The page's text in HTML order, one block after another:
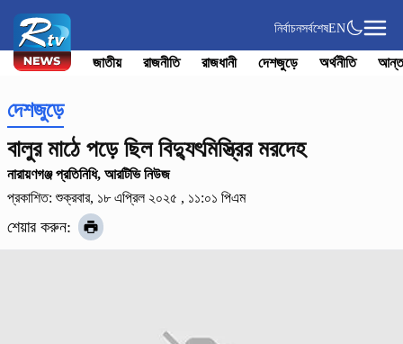
নির্বাচনসর্বশেষEN
জাতীয় রাজনীতি রাজধানী দেশজুড়ে অর্থনীতি
দেশজুড়ে
বালুর মাঠে পড়ে ছিল বিদ্যুৎমিস্ত্রির মরদেহ
নারায়ণগঞ্জ প্রতিনিধি, আরটিভি নিউজ
প্রকাশিত: শুক্রবার, ১৮ এপ্রিল ২০২৫ , ১১:০১ পিএম
শেয়ার করুন: